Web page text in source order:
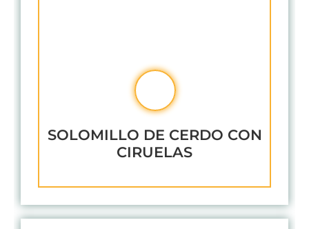
SOLOMILLO DE CERDO CON
CIRUELAS